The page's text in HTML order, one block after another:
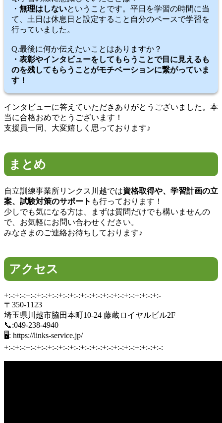
・ 無理はしないということです。平日を学習の時間に当
て、土日は休息日と設定すること自分のペースで学習を
行っていました。
Q.最後に何か伝えたいことはありますか？
・表彰やインタビューをしてもらうことで目に見えるも
のを残してもらうことがモチベーションに繋がっていま
す！
インタビューに答えていただきありがとうございました。本
当に合格おめでとうございます！
支援員一同、大変嬉しく思っております♪
まとめ
自立訓練事業所リンクス川越では資格取得や、学習計画の立
案、試験対策のサポート も行っております！
少しでも気になる方は、まずは質問だけでも構いませんの
で、お気軽にお問い合わせください。
みなさまのご連絡お待ちしております♪
アクセス
+:-:+:-:+:-:+:-:+:-:+:-:+:-:+:-:+:-:+:-:+:-:+:-:+:+:-:+:-
〒350-1123
埼玉県川越市脇田本町10-24 藤蔵ロイヤルビル2F
📞:049-238-4940
🖥: https://links-service.jp/
+:-:+:-:+:-:+:-:+:-:+:-:+:-:+:-:+:-:+:-:+:-:+:-:+:+:-:+:-: